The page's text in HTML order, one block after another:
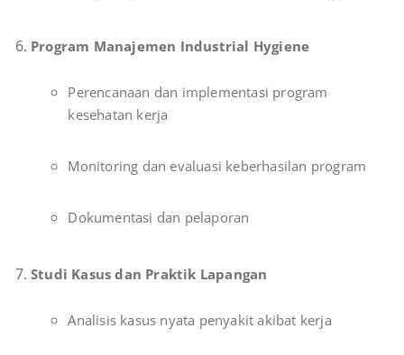
Program Manajemen Industrial Hygiene
Perencanaan dan implementasi program
kesehatan kerja
Monitoring dan evaluasi keberhasilan program
Dokumentasi dan pelaporan
Studi Kasus dan Praktik Lapangan
Analisis kasus nyata penyakit akibat kerja